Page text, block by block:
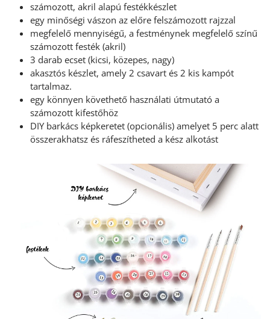
számozott, akril alapú festékkészlet
egy minőségi vászon az előre felszámozott rajzzal
megfelelő mennyiségű, a festménynek megfelelő színű
számozott festék (akril)
3 darab ecset (kicsi, közepes, nagy)
akasztós készlet, amely 2 csavart és 2 kis kampót
tartalmaz.
egy könnyen követhető használati útmutató a
számozott kifestőhöz
DIY barkács képkeretet (opcionális) amelyet 5 perc alatt
összerakhatsz és ráfeszítheted a kész alkotást